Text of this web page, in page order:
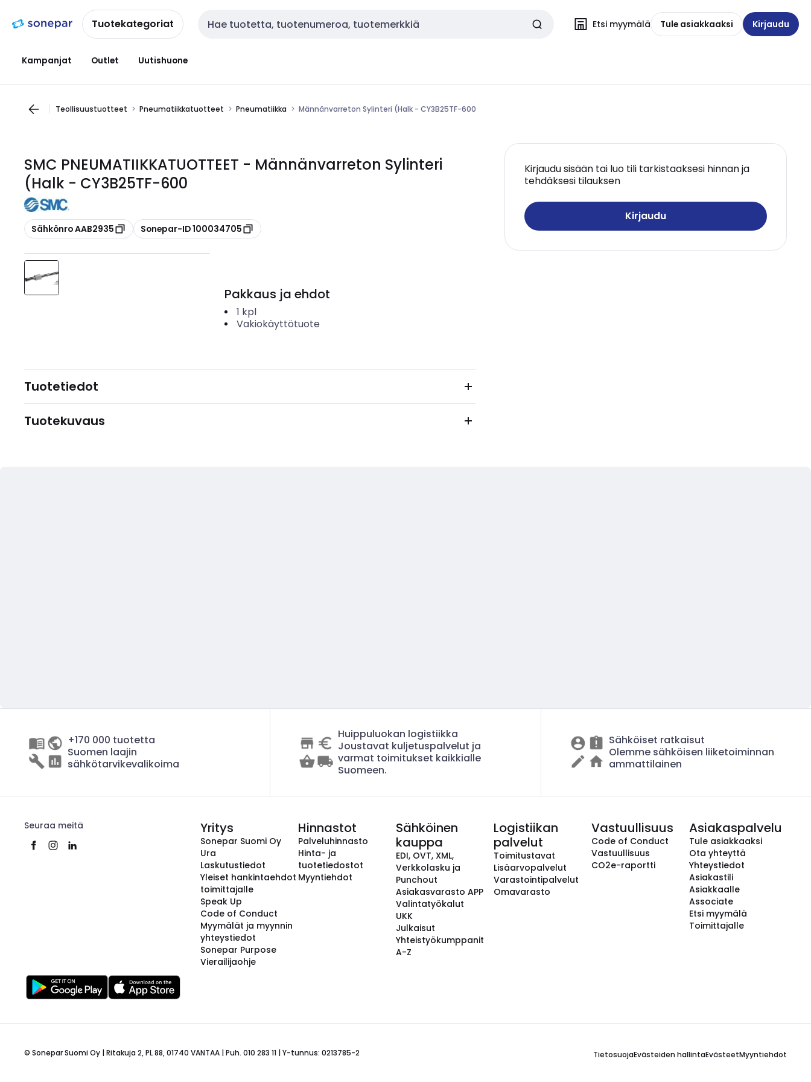
navigointiinsisältöönTuotekategoriat Haku Etsi myymälä Tule asiakkaaksi Kirjaudu
Kampanjat Outlet Uutishuone
Teollisuustuotteet Pneumatiikkatuotteet Pneumatiikka Männänvarreton Sylinteri (Halk - CY3B25TF-600
SMC PNEUMATIIKKATUOTTEET - Männänvarreton Sylinteri
(Halk - CY3B25TF-600
Kopioi
Sähkönro AAB2935 Kopioi
Sonepar-ID 100034705
Kirjaudu sisään tai luo tili tarkistaaksesi hinnan ja
tehdäksesi tilauksen
Kirjaudu
Pakkaus ja ehdot
1 kpl
Vakiokäyttötuote
Tuotetiedot
Tuotekuvaus
+170 000 tuotetta
Suomen laajin
sähkötarvikevalikoima
Huippuluokan logistiikka
Joustavat kuljetuspalvelut ja
varmat toimitukset kaikkialle
Suomeen.
Sähköiset ratkaisut
Olemme sähköisen liiketoiminnan
ammattilainen
Seuraa meitä Yritys
Sonepar Suomi Oy
Ura
Laskutustiedot
Yleiset hankintaehdot
toimittajalle
Speak Up
Code of Conduct
Myymälät ja myynnin
yhteystiedot
Sonepar Purpose
Vierailijaohje
Hinnastot
Palveluhinnasto
Hinta- ja
tuotetiedostot
Myyntiehdot
Sähköinen
kauppa
EDI, OVT, XML,
Verkkolasku ja
Punchout
Asiakasvarasto APP
Valintatyökalut
UKK
Julkaisut
Yhteistyökumppanit
A-Z
Logistiikan
palvelut
Toimitustavat
Lisäarvopalvelut
Varastointipalvelut
Omavarasto
Vastuullisuus
Code of Conduct
Vastuullisuus
CO2e-raportti
Asiakaspalvelu
Tule asiakkaaksi
Ota yhteyttä
Yhteystiedot
Asiakastili
Asiakkaalle
Associate
Etsi myymälä
Toimittajalle
© Sonepar Suomi Oy | Ritakuja 2, PL 88, 01740 VANTAA | Puh. 010 283 11 | Y-tunnus: 0213785-2 TietosuojaEvästeiden hallintaEvästeetMyyntiehdot